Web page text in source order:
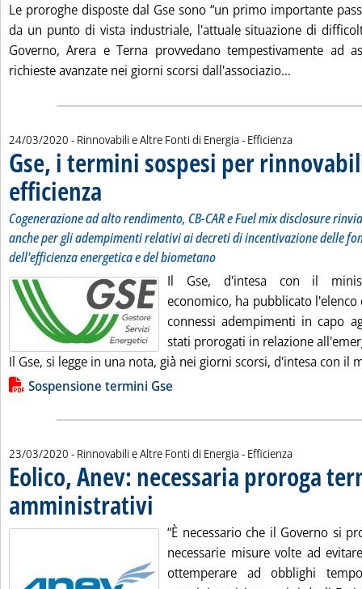
Le proroghe disposte dal Gse sono “un primo importante
da un punto di vista industriale, l'attuale situazione di
Governo, Arera e Terna provvedano tempestivamente ad
richieste avanzate nei giorni scorsi dall'associazio...
24/03/2020 - Rinnovabili e Altre Fonti di Energia - Efficienza
Gse, i termini sospesi per
efficienza . Sottotitolo: Cogenerazione ad alto rendimento, CB-CAR e
. Pubblicata martedì 24 marzo 2020 alle 19.59.
Cogenerazione ad alto rendimento, CB-CAR e Fuel mix disclosure
anche per gli adempimenti relativi ai decreti di incentivazione delle
dell'efficienza energetica e del biometano
Il Gse, d'intesa con il
economico, ha pubblicato
connessi adempimenti in capo
stati prorogati in relazione
Il Gse, si legge in una nota, già nei giorni scorsi, d'intesa con il
Lista allegati PDF alla notizia
Sospensione termini Gse
23/03/2020 - Rinnovabili e Altre Fonti di Energia - Efficienza
Eolico, Anev: necessaria proroga
amministrativi . Pubblicata lunedì 23 marzo 2020 alle 19.8.
“È necessario che il Governo si
necessarie misure volte ad
ottemperare ad obblighi